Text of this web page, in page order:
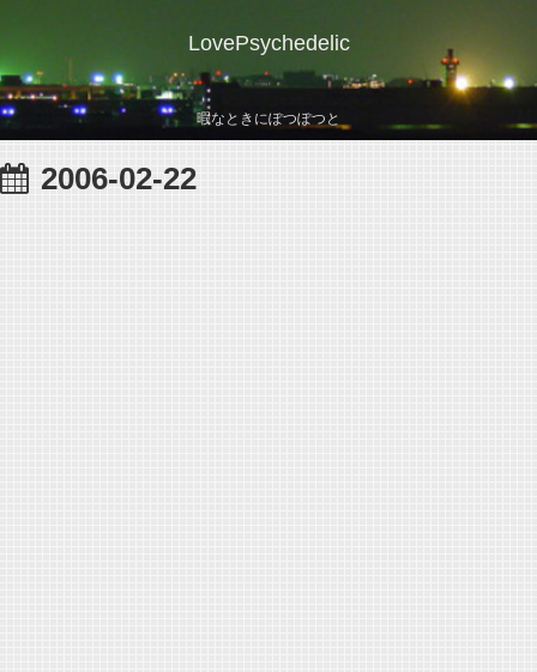
LovePsychedelic
暇なときにぽつぽつと
2006-02-22